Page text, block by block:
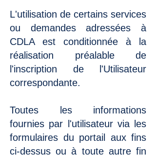
L'utilisation de certains services
ou demandes adressées à
CDLA est conditionnée à la
réalisation préalable de
l'inscription de l'Utilisateur
correspondante.
Toutes les informations
fournies par l'utilisateur via les
formulaires du portail aux fins
ci-dessus ou à toute autre fin